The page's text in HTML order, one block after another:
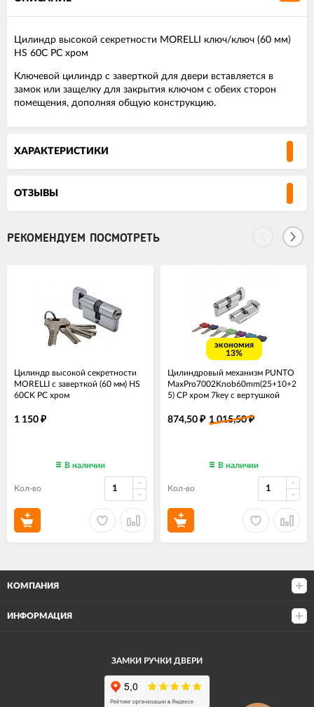
Цилиндр высокой секретности MORELLI ключ/ключ (60 мм)
HS 60C PC хром
Ключевой цилиндр с заверткой для двери вставляется в
замок или защелку для закрытия ключом с обеих сторон
помещения, дополняя общую конструкцию.
ХАРАКТЕРИСТИКИ
ОТЗЫВЫ
РЕКОМЕНДУЕМ ПОСМОТРЕТЬ
Цилиндр высокой секретности
MORELLI с заверткой (60 мм) HS
60CK PC хром
1 150 ₽
В наличии
Кол-во
экономия
13%
Цилиндровый механизм PUNTO
MaxPro7002Knob60mm(25+10+2
5) CP хром 7key с вертушкой
874,50 ₽ 1 015,50₽
В наличии
Кол-во
КОМПАНИЯ
ИНФОРМАЦИЯ
ЗАМКИ РУЧКИ ДВЕРИ